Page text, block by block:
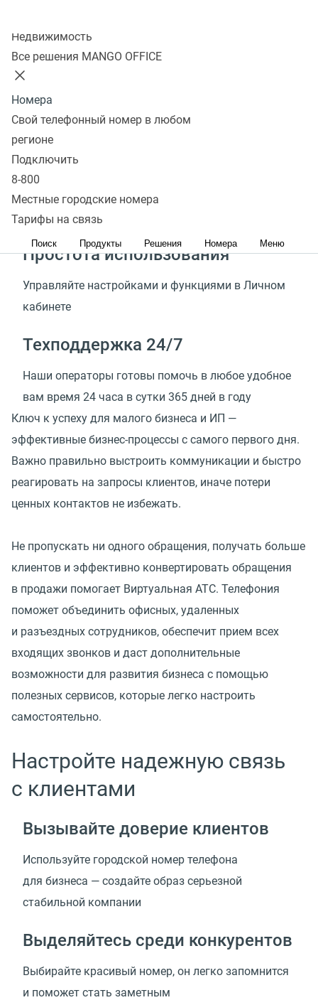
Недвижимость
Все решения MANGO OFFICE
Номера
Свой телефонный номер в любом
регионе
Подключить
8-800
Местные городские номера
Тарифы на связь
Поиск Продукты Решения Номера Меню
Быстрый старт
Подключить Виртуальную АТС, получить номер
для бизнеса и начать пользоваться услугами
можно за 15 минут
Стабильная связь
MANGO OFFICE является телеком-оператором
и предоставляет самое высокое качество связи
для бизнес-телефонии
Простота использования
Управляйте настройками и функциями в Личном
кабинете
Техподдержка 24/7
Наши операторы готовы помочь в любое удобное
вам время 24 часа в сутки 365 дней в году
Ключ к успеху для малого бизнеса и ИП —
эффективные бизнес-процессы с самого первого дня.
Важно правильно выстроить коммуникации и быстро
реагировать на запросы клиентов, иначе потери
ценных контактов не избежать.
Не пропускать ни одного обращения, получать больше
клиентов и эффективно конвертировать обращения
в продажи помогает Виртуальная АТС. Телефония
поможет объединить офисных, удаленных
и разъездных сотрудников, обеспечит прием всех
входящих звонков и даст дополнительные
возможности для развития бизнеса с помощью
полезных сервисов, которые легко настроить
самостоятельно.
Настройте надежную связь
с клиентами
Вызывайте доверие клиентов
Используйте городской номер телефона
для бизнеса — создайте образ серьезной
стабильной компании
Выделяйтесь среди конкурентов
Выбирайте красивый номер, он легко запомнится
и поможет стать заметным